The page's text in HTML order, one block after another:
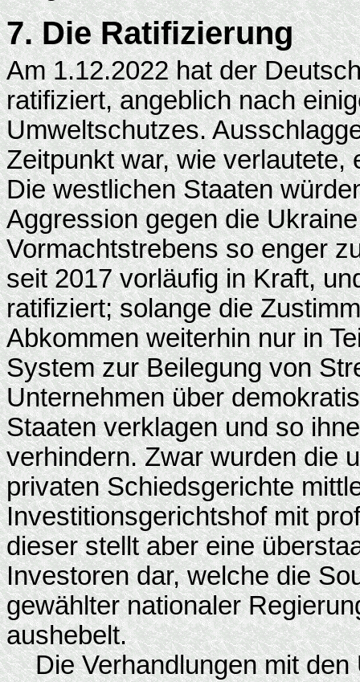
7. Die Ratifizierung
Am 1.12.2022 hat der
ratifiziert, angeblich nach
Umweltschutzes.
Zeitpunkt war, wie verlautete,
Die westlichen Staaten
Aggression gegen die
Vormachtstrebens so enger
seit 2017 vorläufig in Kraft,
ratifiziert; solange die
Abkommen weiterhin nur in
System zur Beilegung von
Unternehmen über
Staaten verklagen und so
verhindern. Zwar wurden die
privaten Schiedsgerichte
Investitionsgerichtshof mit
dieser stellt aber eine
Investoren dar, welche die
gewählter nationaler
aushebelt.
Die Verhandlungen mit den